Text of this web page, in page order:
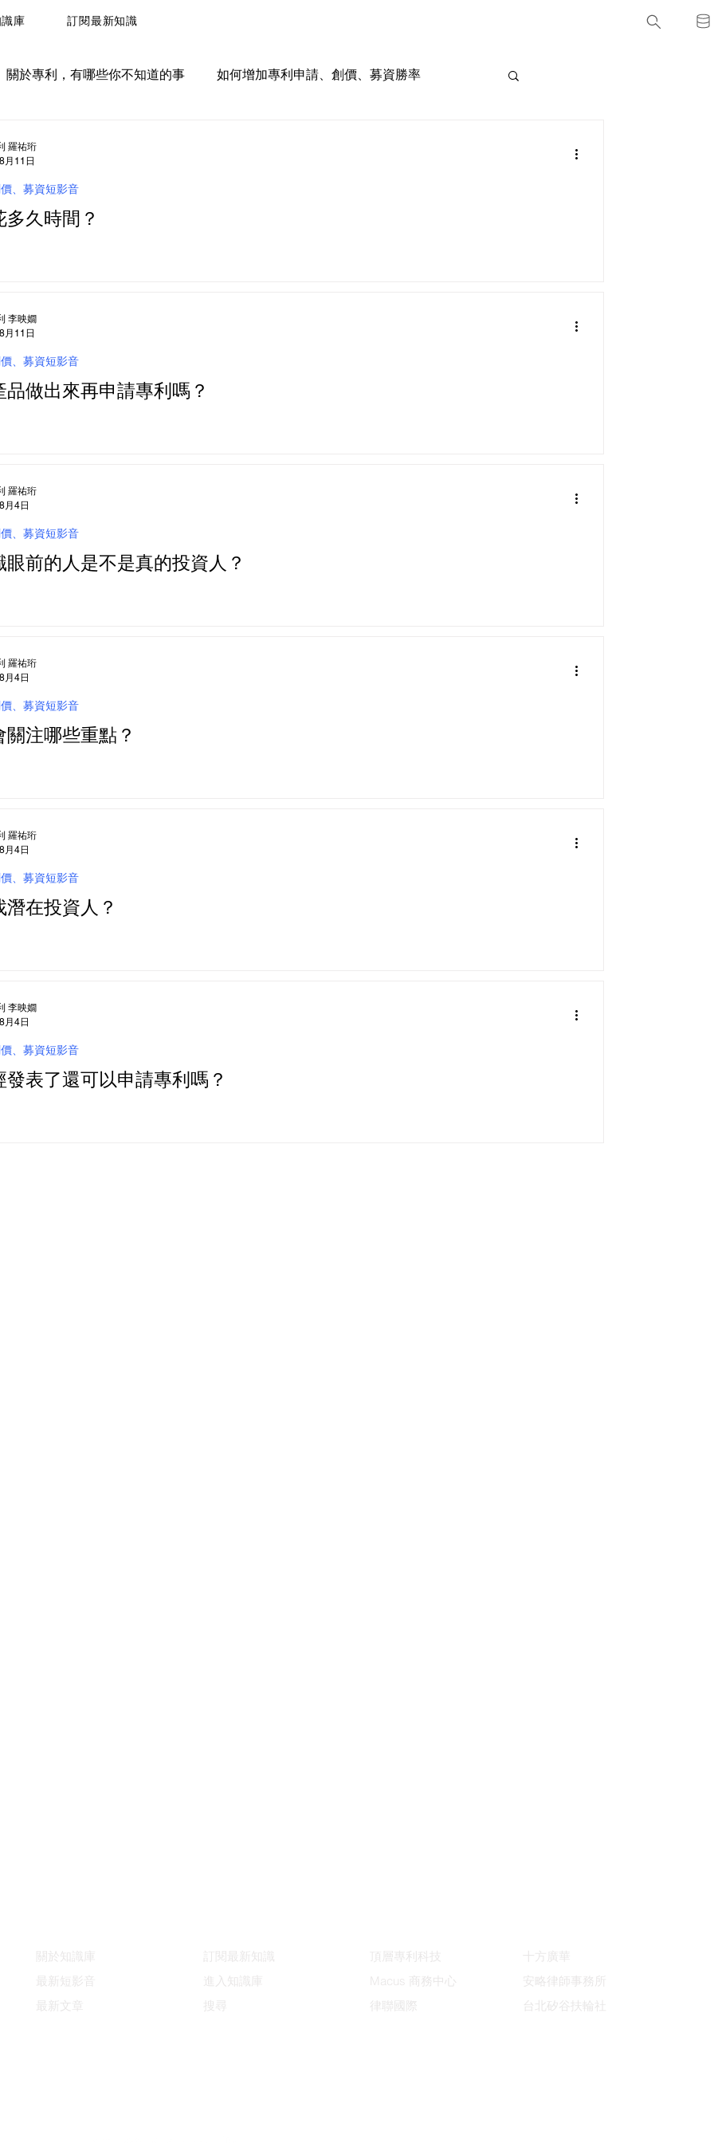
庫 訂閱最新知識
關於專利，有哪些你不知道的事 如何增加專利申請、創價、募資勝率
訴訟情報
久時間？
、募資短影音
羅祐珩
月11日
品做出來再申請專利嗎？
、募資短影音
李映嫺
月11日
眼前的人是不是真的投資人？
、募資短影音
羅祐珩
月4日
關注哪些重點？
、募資短影音
羅祐珩
月4日
潛在投資人？
、募資短影音
羅祐珩
月4日
發表了還可以申請專利嗎？
、募資短影音
李映嫺
月4日
關於知識庫
最新短影音
最新文章
訂閱最新知識
進入知識庫
搜尋
頂層專利科技
十方廣華
Macus 商務中心
安略律師事務所
律聯國際
台北矽谷扶輪社